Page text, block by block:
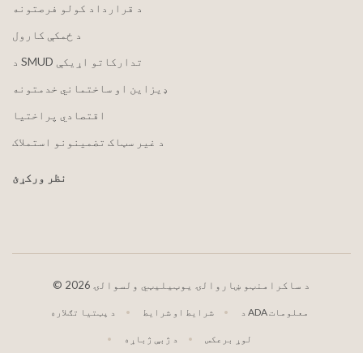
د قرارداد کولو فرصتونه
د ځمکې کارول
د SMUD تدارکاتو اړیکې
ډیزاین او ساختماني خدمتونه
اقتصادي پراختیا
د غیر سټاک تضمینونو استملاک
نظر ورکړئ
© 2026 د ساکرامنټو ښاروالۍ یوټیلیټي ولسوالۍ
د پټتیا تګلاره شرایط او شرایط د ADA معلومات
د ژبې ژباړه لوړ برعکس